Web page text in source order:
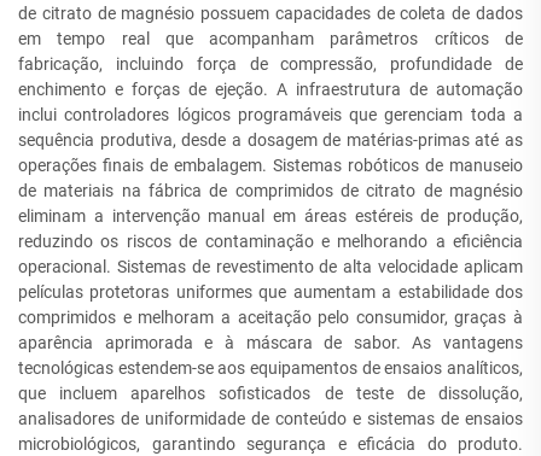
de citrato de magnésio possuem capacidades de coleta de dados
em tempo real que acompanham parâmetros críticos de
fabricação, incluindo força de compressão, profundidade de
enchimento e forças de ejeção. A infraestrutura de automação
inclui controladores lógicos programáveis que gerenciam toda a
sequência produtiva, desde a dosagem de matérias-primas até as
operações finais de embalagem. Sistemas robóticos de manuseio
de materiais na fábrica de comprimidos de citrato de magnésio
eliminam a intervenção manual em áreas estéreis de produção,
reduzindo os riscos de contaminação e melhorando a eficiência
operacional. Sistemas de revestimento de alta velocidade aplicam
películas protetoras uniformes que aumentam a estabilidade dos
comprimidos e melhoram a aceitação pelo consumidor, graças à
aparência aprimorada e à máscara de sabor. As vantagens
tecnológicas estendem-se aos equipamentos de ensaios analíticos,
que incluem aparelhos sofisticados de teste de dissolução,
analisadores de uniformidade de conteúdo e sistemas de ensaios
microbiológicos, garantindo segurança e eficácia do produto.